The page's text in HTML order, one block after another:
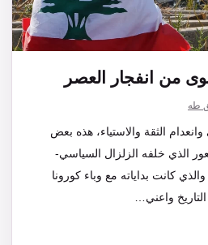
من انفجار العصر
طه
الثقة والاستياء، هذه بعض
الذي خلفه الزلزال السياسي-
كانت بداياته مع وباء كورونا
واعني…